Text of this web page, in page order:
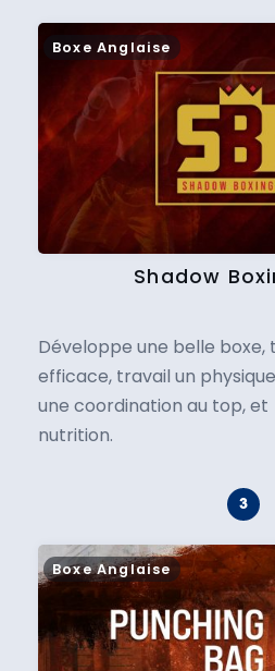
Boxe Anglaise
Shadow
Développe une belle boxe,
efficace, travail un
une coordination au top, et
nutrition.
Boxe Anglaise